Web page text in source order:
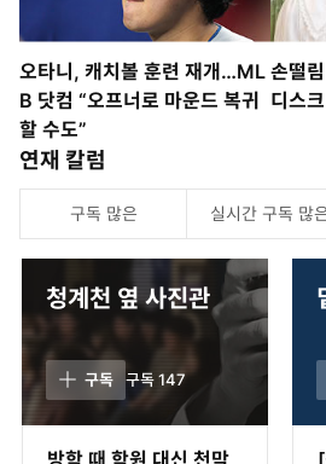
오타니, 캐치볼 훈련 재개…ML
B 닷컴 “오프너로 마운드 복귀
할 수도”
손떨
디스
연재 칼럼
구독 많은 실시간 구독 많
청계천 옆 사진관
구독 구독147
방학 때 학원 대신 천막